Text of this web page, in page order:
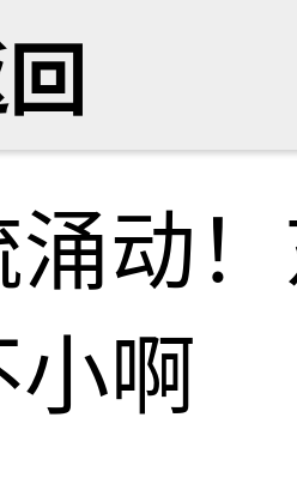
涌动
小啊